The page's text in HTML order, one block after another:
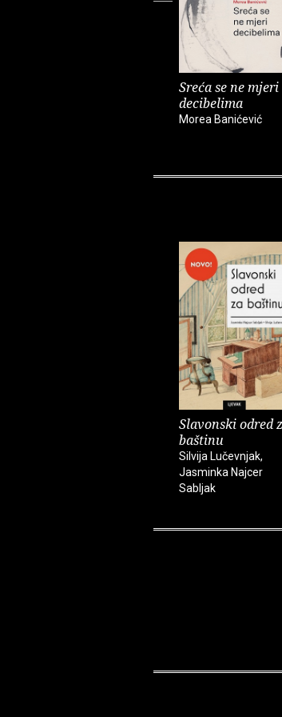
Sreća se ne mjeri
decibelima
Morea Banićević
Slavonski odred
baštinu
Silvija Lučevnjak,
Jasminka Najcer
Sabljak